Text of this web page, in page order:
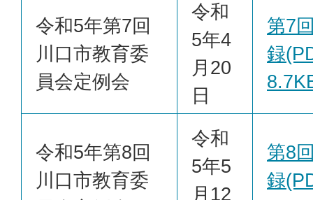
令和5年第7回
川口市教育委
員会定例会
令和
5年4
月20
日
第7
録
令和5年第8回
川口市教育委
令和
5年5
月12
第8
録